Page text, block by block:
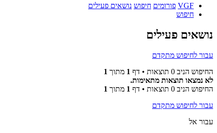
VGF פורומים חיפוש נושאים פעילים
חיפוש
נושאים פעילים
עבור לחיפוש מתקדם
החיפוש הניב 0 תוצאות • דף
1 מתוך 1
לא נמצאו תוצאות מתאימות.
החיפוש הניב 0 תוצאות • דף
1 מתוך 1
עבור לחיפוש מתקדם
עבור אל